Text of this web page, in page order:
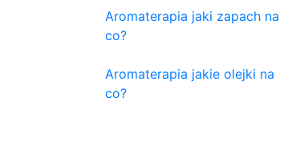
Aromaterapia jaki zapach na
co?
Aromaterapia jakie olejki na
co?